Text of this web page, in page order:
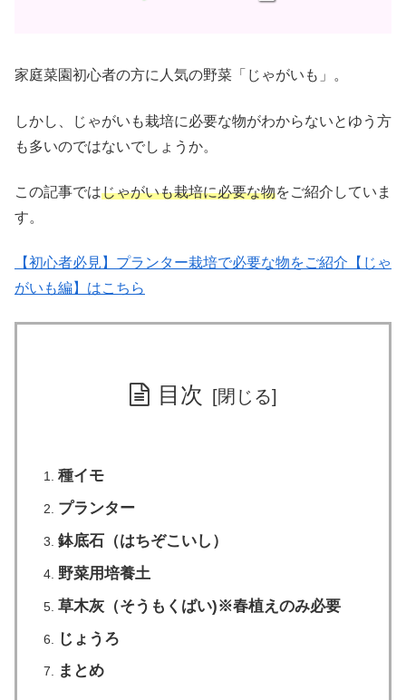
家庭菜園初心者の方に人気の野菜「じゃがいも」。
しかし、じゃがいも栽培に必要な物がわからないとゆう方
も多いのではないでしょうか。
この記事ではじゃがいも栽培に必要な物をご紹介していま
す。
【初心者必見】プランター栽培で必要な物をご紹介【じゃ
がいも編】はこちら
目次
種イモ
プランター
鉢底石（はちぞこいし）
野菜用培養土
草木灰（そうもくばい)※春植えのみ必要
じょうろ
まとめ